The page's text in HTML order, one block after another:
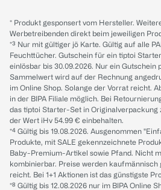
* Produkt gesponsert vom Hersteller.
Werbetreibenden direkt beim jeweiligen
*³ Nur mit gültiger jö Karte. Gültig auf alle
Feuchttücher. Gutschein für ein tiptoi
einlösbar bis 30.09.2026. Nur ein Gutschein
Sammelwert wird auf der Rechnung
im Online Shop. Solange der Vorrat reicht.
in der BIPA Filiale möglich. Bei
das tiptoi Starter-Set in
der Wert iHv 54.99 € einbehalten.
*⁴ Gültig bis 19.08.2026. Ausgenommen
Produkte, mit SALE gekennzeichnete
Baby-Premium-Artikel sowie Pfand. Nicht
kombinierbar. Preise werden kaufmännisch
reicht. Bei 1+1 Aktionen ist das günstigste
*⁸ Gültig bis 12.08.2026 nur im BIPA Online